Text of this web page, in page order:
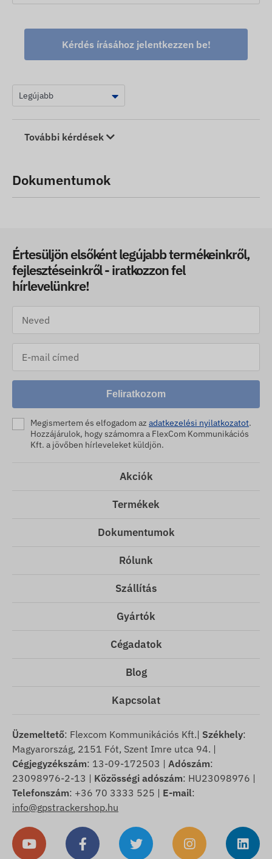
Kérdés írásához jelentkezzen be!
További kérdések
Dokumentumok
Értesüljön elsőként legújabb termékeinkről,
fejlesztéseinkről - iratkozzon fel
hírlevelünkre!
Feliratkozom
Megismertem és elfogadom az adatkezelési nyilatkozatot.
Hozzájárulok, hogy számomra a FlexCom Kommunikációs
Kft. a jövőben hírleveleket küldjön.
Akciók
Termékek
Dokumentumok
Rólunk
Szállítás
Gyártók
Cégadatok
Blog
Kapcsolat
Üzemeltető: Flexcom Kommunikációs Kft.| Székhely:
Magyarország, 2151 Fót, Szent Imre utca 94. |
Cégjegyzékszám: 13-09-172503 | Adószám:
23098976-2-13 | Közösségi adószám: HU23098976 |
Telefonszám: +36 70 3333 525 | E-mail:
info@gpstrackershop.hu